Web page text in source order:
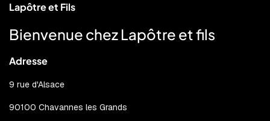
Lapôtre et Fils
Bienvenue chez Lapôtre et fils
Adresse
9 rue d'Alsace
90100 Chavannes les Grands